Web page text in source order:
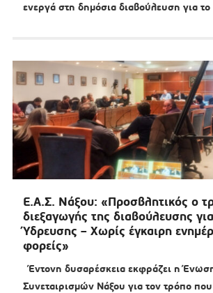
ενεργά στη δημόσια διαβούλευση για το
Ε.Α.Σ. Νάξου: «Προσβλητικός ο
διεξαγωγής της διαβούλευσης
Ύδρευσης – Χωρίς έγκαιρη
φορείς»
Έντονη δυσαρέσκεια εκφράζει η
Συνεταιρισμών Νάξου για τον τρόπο